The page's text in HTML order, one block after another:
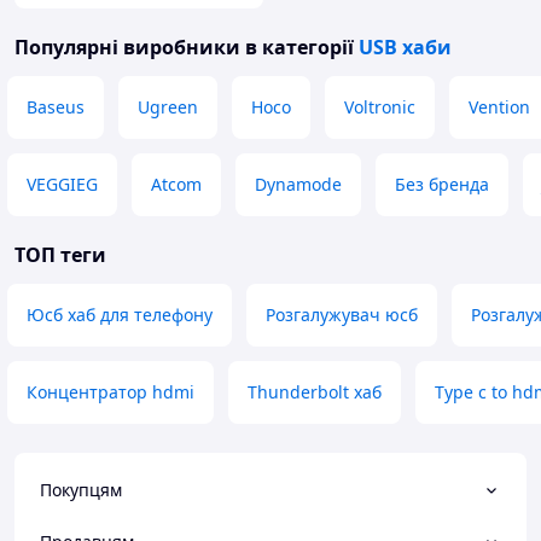
Популярні виробники в категорії USB хаби
Baseus Ugreen Hoco Voltronic Vention
VEGGIEG Atcom Dynamode Без бренда
ТОП теги
Юсб хаб для телефону Розгалужувач юсб
Концентратор hdmi Thunderbolt хаб Type c to
Покупцям